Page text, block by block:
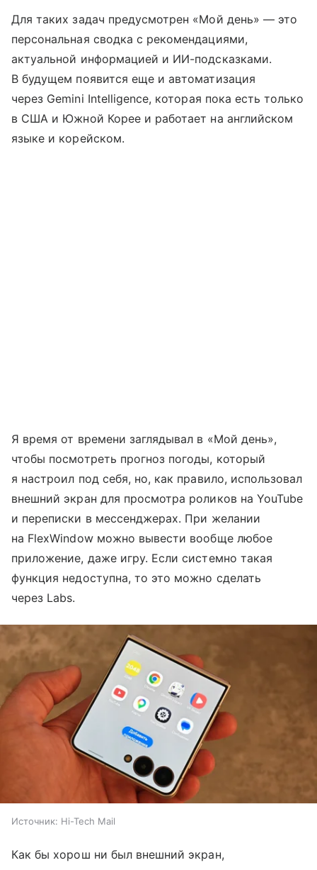
Для таких задач предусмотрен «Мой день» — это
персональная сводка с рекомендациями,
актуальной информацией и ИИ-подсказками.
В будущем появится еще и автоматизация
через Gemini Intelligence, которая пока есть только
в США и Южной Корее и работает на английском
языке и корейском.
Я время от времени заглядывал в «Мой день»,
чтобы посмотреть прогноз погоды, который
я настроил под себя, но, как правило, использовал
внешний экран для просмотра роликов на YouTube
и переписки в мессенджерах. При желании
на FlexWindow можно вывести вообще любое
приложение, даже игру. Если системно такая
функция недоступна, то это можно сделать
через Labs.
Источник: Hi-Tech Mail
Как бы хорош ни был внешний экран,